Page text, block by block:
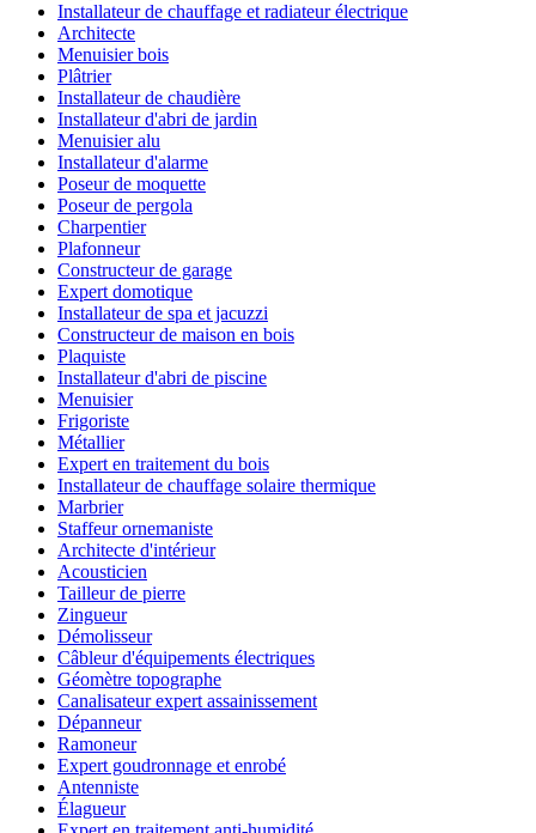
Installateur de chauffage et radiateur électrique
Architecte
Menuisier bois
Plâtrier
Installateur de chaudière
Installateur d'abri de jardin
Menuisier alu
Installateur d'alarme
Poseur de moquette
Poseur de pergola
Charpentier
Plafonneur
Constructeur de garage
Expert domotique
Installateur de spa et jacuzzi
Constructeur de maison en bois
Plaquiste
Installateur d'abri de piscine
Menuisier
Frigoriste
Métallier
Expert en traitement du bois
Installateur de chauffage solaire thermique
Marbrier
Staffeur ornemaniste
Architecte d'intérieur
Acousticien
Tailleur de pierre
Zingueur
Démolisseur
Câbleur d'équipements électriques
Géomètre topographe
Canalisateur expert assainissement
Dépanneur
Ramoneur
Expert goudronnage et enrobé
Antenniste
Élagueur